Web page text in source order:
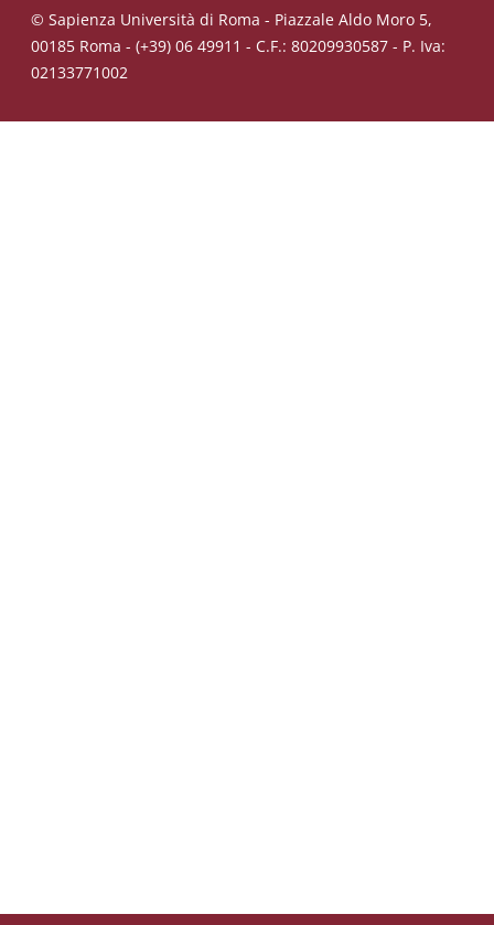
© Sapienza Università di Roma - Piazzale Aldo Moro 5,
00185 Roma - (+39) 06 49911 - C.F.: 80209930587 - P. Iva:
02133771002